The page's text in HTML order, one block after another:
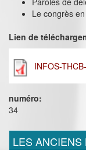
Le congrès
Lien de
INFOS-
numéro:
34
LES ANCIENS